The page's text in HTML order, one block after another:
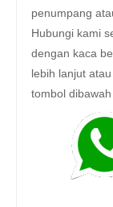
penumpang
Hubungi kami
dengan kaca
lebih lanjut
tombol dibawah